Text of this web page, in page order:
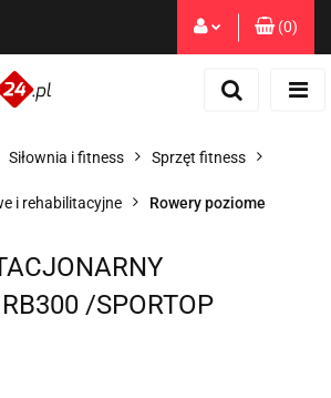
Dodaj zgłoszenie
(0)
Siłownia i fitness Sprzęt fitness
i rehabilitacyjne Rowery poziome
/SPORTOP